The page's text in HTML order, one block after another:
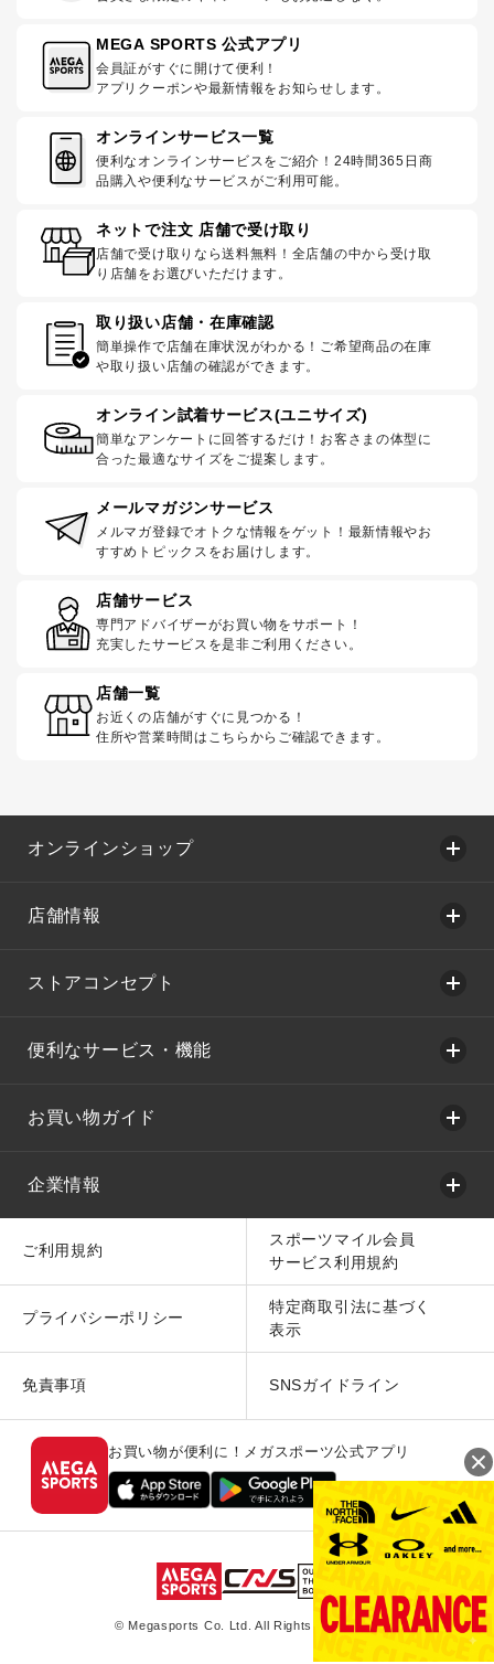
MEGA SPORTS 公式アプリ
会員証がすぐに開けて便利！
アプリクーポンや最新情報をお知らせします。
オンラインサービス一覧
便利なオンラインサービスをご紹介！24時間365日商
品購入や便利なサービスがご利用可能。
ネットで注文 店舗で受け取り
店舗で受け取りなら送料無料！全店舗の中から受け取
り店舗をお選びいただけます。
取り扱い店舗・在庫確認
簡単操作で店舗在庫状況がわかる！ご希望商品の在庫
や取り扱い店舗の確認ができます。
オンライン試着サービス(ユニサイズ)
簡単なアンケートに回答するだけ！お客さまの体型に
合った最適なサイズをご提案します。
メールマガジンサービス
メルマガ登録でオトクな情報をゲット！最新情報やお
すすめトピックスをお届けします。
店舗サービス
専門アドバイザーがお買い物をサポート！
充実したサービスを是非ご利用ください。
店舗一覧
お近くの店舗がすぐに見つかる！
住所や営業時間はこちらからご確認できます。
オンラインショップ
店舗情報
ストアコンセプト
便利なサービス・機能
お買い物ガイド
企業情報
ご利用規約
スポーツマイル会員
サービス利用規約
プライバシーポリシー
特定商取引法に基づく
表示
免責事項 SNSガイドライン
お買い物が便利に！メガスポーツ公式アプリ
© Megasports Co. Ltd. All Rights Reserved.